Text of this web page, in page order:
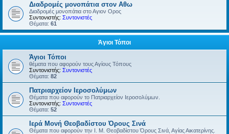
Διαδρομές μονοπάτια στον Αθω
Διαδρομές μονοπάτια στο Αγιον Ορος
Συντονιστής: Συντονιστές
Θέματα: 61
Άγιοι Τόποι
Άγιοι Τόποι
θέματα που αφορούν τους Αγίους Τόπους
Συντονιστής: Συντονιστές
Θέματα: 82
Πατριαρχείον Ιεροσολύμων
Θέματα που αφορούν το Πατριαρχείον Ιεροσολύμων.
Συντονιστής: Συντονιστές
Θέματα: 52
Ιερά Μονή Θεοβαδίστου Όρους Σινά
Θέματα που αφορούν την Ι. Μ. Θεοβαδίστου Όρους Σινά, Αγίας Αικατερίνης.